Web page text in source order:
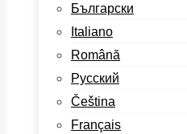
Български
Italiano
Română
Русский
Čeština
Français